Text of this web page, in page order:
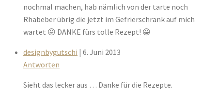
nochmal machen, hab nämlich von der tarte noch
Rhabeber übrig die jetzt im Gefrierschrank auf mich
wartet 😛 DANKE fürs tolle Rezept! 😀
designbygutschi | 6. Juni 2013
Antworten
Sieht das lecker aus … Danke für die Rezepte.